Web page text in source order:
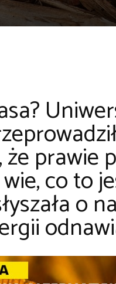
prawie
co to
o